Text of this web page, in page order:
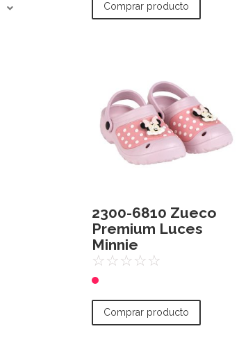
Comprar producto
2300-6810 Zueco
Premium Luces
Minnie
☆☆☆☆☆
Comprar producto